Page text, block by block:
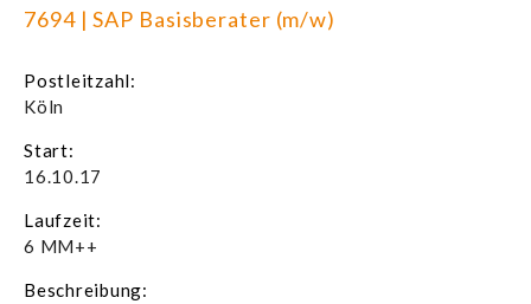
7694 | SAP Basisberater (m/w)
Postleitzahl:
Köln
Start:
16.10.17
Laufzeit:
6 MM++
Beschreibung: